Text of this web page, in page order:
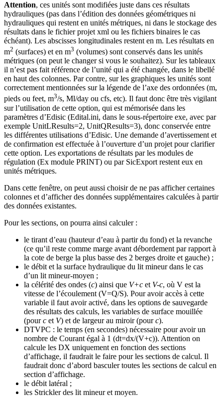
Attention, ces unités sont modifiées juste dans ces résultats
hydrauliques (pas dans l’édition des données géométriques ni
hydrauliques qui restent en unités métriques, ni dans le stockage des
résultats dans le fichier projet xml ou les fichiers binaires le cas
échéant). Les abscisses longitudinales restent en m. Les résultats en
m2 (surfaces) et en m3 (volumes) sont conservés dans les unités
métriques (on peut le changer si vous le souhaitez). Sur les tableaux
il n’est pas fait référence de l’unité qui a été changée, dans le libellé
en haut des colonnes. Par contre, sur les graphiques les unités sont
correctement mentionnées sur la légende de l’axe des ordonnées (m,
pieds ou feet, m3/s, Ml/day ou cfs, etc). Il faut donc être très vigilant
sur l’utilisation de cette option, qui est mémorisée dans les
paramètres d’Edisic (Edital.ini, dans le sous-répertoire exe, avec par
exemple UnitLResults=2, UnitQResults=3), donc conservée entre
les différentes utilisations d’Edisic. Une demande d’avertissement et
de confirmation est effectuée à l’ouverture d’un projet pour clarifier
cette option. Les exportations de résultats par les modules de
régulation (Ex module PRINT) ou par SicExport restent eux en
unités métriques.
Dans cette fenêtre, on peut aussi choisir de ne pas afficher certaines
colonnes et d’afficher des données supplémentaires calculées à partir
des données existantes.
Pour les sections, on pourra ainsi calculer :
le tirant d’eau (hauteur d’eau à partir du fond) et la revanche
(ce qu’il reste comme marge avant débordement par rapport à
la cote de berge la plus basse des 2 berges droite et gauche) ;
le débit et la surface hydraulique du lit mineur dans le cas
d’un lit mineur-moyen ;
la célérité des ondes (c) ainsi que V+c et V-c, où V est la
vitesse de l’écoulement (V=Q/S). Pour avoir accès à cette
variable il faut avoir activé, dans les options de sauvegarde
des résultats des calculs, les variables de surface mouillée
(pourc et V) et de largeur au miroir (pourc).
DTVPC : le temps (en secondes) nécessaire pour avoir un
nombre de Courant égal à 1 (dt=dx/(V+c)). Attention on
calcule les DX uniquement en fonction des sections
d’affichage, il faudrait le faire pour les sections de calcul. Il
faudrait donc d’abord basculer toutes les sections de calcul en
section d’affichage.
le débit latéral ;
les Strickler des lit mineur et moyen.